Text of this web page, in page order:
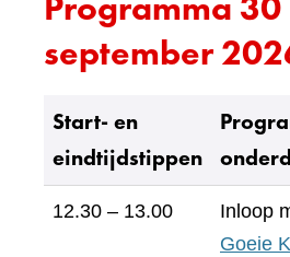
september
Start- en
eindtijdstippen
12.30 – 13.00
Inloop
Goeie